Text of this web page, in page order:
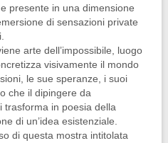
presente in una dimensione
di sensazioni private
arte dell’impossibile, luogo
visivamente il mondo
le sue speranze, i suoi
che il dipingere da
trasforma in poesia della
di un’idea esistenziale.
di questa mostra intitolata